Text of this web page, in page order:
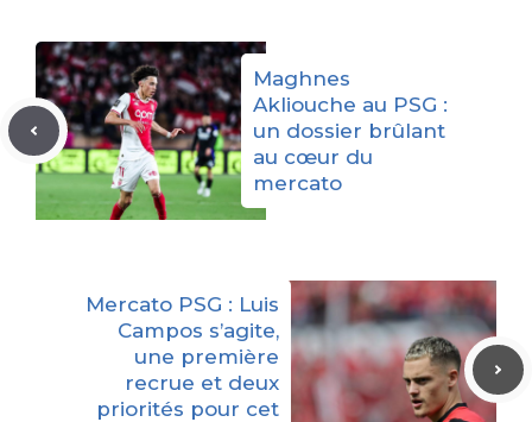
Maghnes
Akliouche au PSG :
un dossier brûlant
au cœur du
mercato
Mercato PSG : Luis
Campos s’agite,
une première
recrue et deux
priorités pour cet